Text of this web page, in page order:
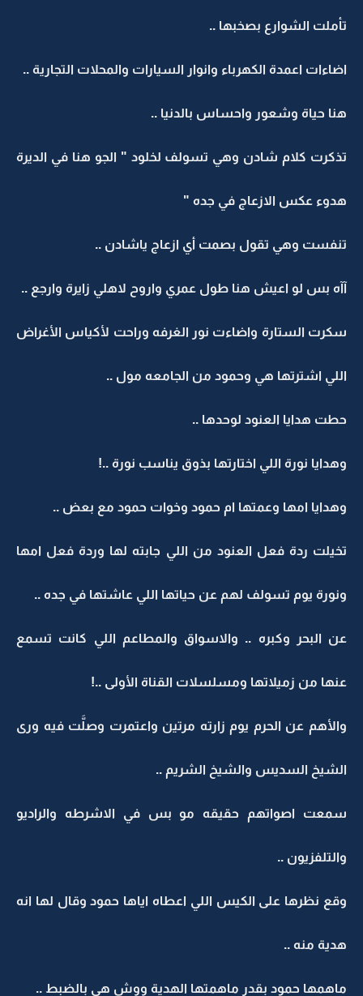
تأملت الشوارع بصخبها ..
اضاءات اعمدة الكهرباء وانوار السيارات والمحلات التجارية ..
هنا حياة وشعور واحساس بالدنيا ..
تذكرت كلام شادن وهي تسولف لخلود " الجو هنا في الديرة
هدوء عكس الازعاج في جده "
تنفست وهي تقول بصمت أي ازعاج ياشادن ..
آآه بس لو اعيش هنا طول عمري واروح لاهلي زايرة وارجع ..
سكرت الستارة واضاءت نور الغرفه وراحت لأكياس الأغراض
اللي اشترتها هي وحمود من الجامعه مول ..
حطت هدايا العنود لوحدها ..
وهدايا نورة اللي اختارتها بذوق يناسب نورة ..!
وهدايا امها وعمتها ام حمود وخوات حمود مع بعض ..
تخيلت ردة فعل العنود من اللي جابته لها وردة فعل امها
ونورة يوم تسولف لهم عن حياتها اللي عاشتها في جده ..
عن البحر وكبره .. والاسواق والمطاعم اللي كانت تسمع
عنها من زميلاتها ومسلسلات القناة الأولى ..!
والأهم عن الحرم يوم زارته مرتين واعتمرت وصلَّت فيه ورى
الشيخ السديس والشيخ الشريم ..
سمعت اصواتهم حقيقه مو بس في الاشرطه والراديو
والتلفزيون ..
وقع نظرها على الكيس اللي اعطاه اياها حمود وقال لها انه
هدية منه ..
ماهمها حمود بقدر ماهمتها الهدية ووش هي بالضبط ..